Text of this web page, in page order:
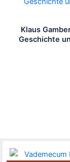
Klaus
Geschichte